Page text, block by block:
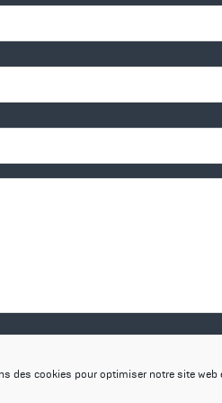
des cookies pour optimiser notre site web